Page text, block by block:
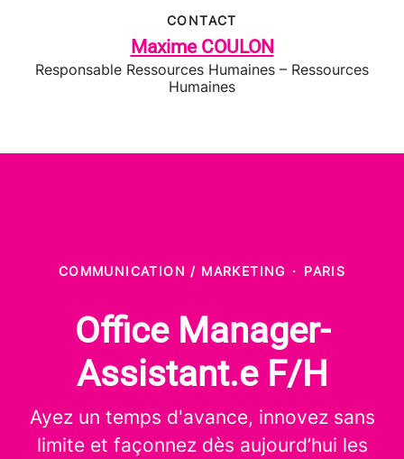
CONTACT
Maxime COULON
Responsable Ressources Humaines – Ressources
Humaines
COMMUNICATION / MARKETING · PARIS
Office Manager-
Assistant.e F/H
Ayez un temps d'avance, innovez sans
limite et façonnez dès aujourd’hui les